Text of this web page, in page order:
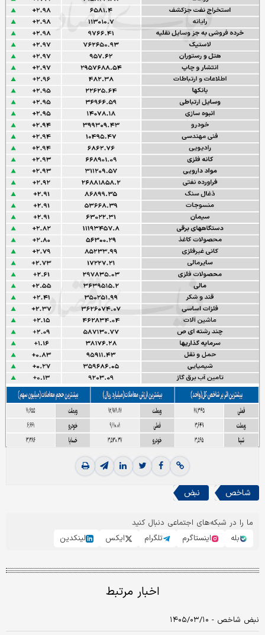
شاخص نبض
ما را در شبکه‌های اجتماعی دنبال کنید
بله
اینستاگرم تلگرام ایکس لینکدین
اخبار مرتبط
نبض شاخص - ۱۴۰۵/۰۳/۱۰